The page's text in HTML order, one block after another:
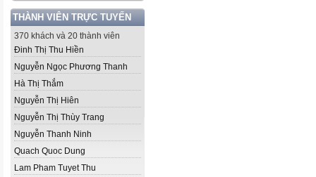
THÀNH VIÊN TRỰC TUYẾN
370 khách và 20 thành viên
Đinh Thị Thu Hiền
Nguyễn Ngọc Phương Thanh
Hà Thị Thắm
Nguyễn Thị Hiên
Nguyễn Thị Thùy Trang
Nguyễn Thanh Ninh
Quach Quoc Dung
Lam Pham Tuyet Thu